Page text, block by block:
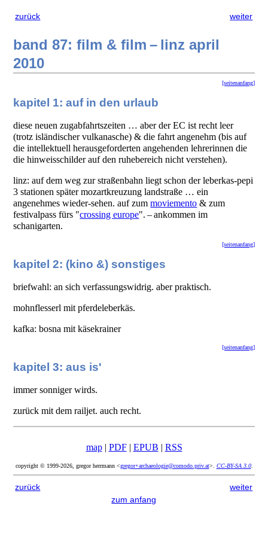
zurück weiter
band 87: film & film – linz april
2010
[seitenanfang]
kapitel 1: auf in den urlaub
diese neuen zugabfahrtszeiten … aber der EC ist recht leer
(trotz isländischer vulkanasche) & die fahrt angenehm (bis auf
die intellektuell herausgeforderten angehenden lehrerinnen die
die hinweisschilder auf den ruhebereich nicht verstehen).
linz: auf dem weg zur straßenbahn liegt schon der leberkas-pepi
3 stationen später mozartkreuzung landstraße … ein
angenehmes wieder-sehen. auf zummoviemento & zum
festivalpass fürs "crossing europe". – ankommen im
schanigarten.
[seitenanfang]
kapitel 2: (kino &) sonstiges
briefwahl: an sich verfassungswidrig. aber praktisch.
mohnflesserl mit pferdeleberkäs.
kafka: bosna mit käsekrainer
[seitenanfang]
kapitel 3: aus is'
immer sonniger wirds.
zurück mit dem railjet. auch recht.
map| PDF| EPUB | RSS
copyright © 1999-2026, gregor herrmann <gregor+archaeologie@comodo.priv.at>. CC-BY-SA 3.0.
zurück
weiter
zum anfang